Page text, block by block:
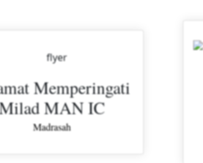
Memperingati
MAN IC
Madrasah